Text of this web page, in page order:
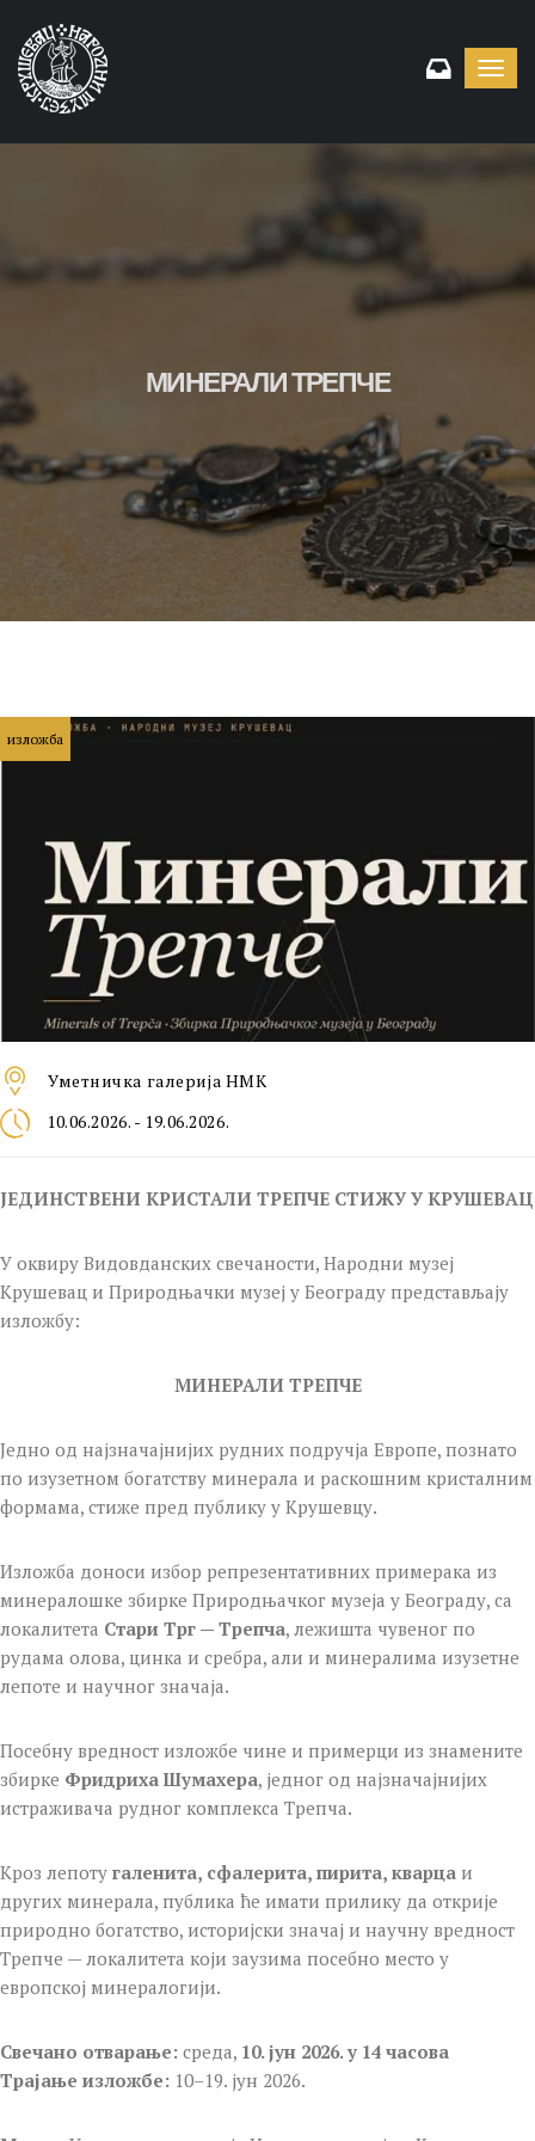
МИНЕРАЛИ ТРЕПЧЕ
изложба
Уметничкa галеријa НМК
10.06.2026. - 19.06.2026.
ЈЕДИНСТВЕНИ КРИСТАЛИ ТРЕПЧЕ СТИЖУ У КРУШЕВАЦ
У оквиру Видовданских свечаности, Народни музеј
Крушевац и Природњачки музеј у Београду представљају
изложбу:
МИНЕРАЛИ ТРЕПЧЕ
Једно од најзначајнијих рудних подручја Европе, познато
по изузетном богатству минерала и раскошним кристалним
формама, стиже пред публику у Крушевцу.
Изложба доноси избор репрезентативних примерака из
минералошке збирке Природњачког музеја у Београду, са
локалитета Стари Трг — Трепча, лежишта чувеног по
рудама олова, цинка и сребра, али и минералима изузетне
лепоте и научног значаја.
Посебну вредност изложбе чине и примерци из знамените
збирке Фридриха Шумахера, једног од најзначајнијих
истраживача рудног комплекса Трепча.
Кроз лепоту галенита, сфалерита, пирита, кварца и
других минерала, публика ће имати прилику да открије
природно богатство, историјски значај и научну вредност
Трепче — локалитета који заузима посебно место у
европској минералогији.
Свечано отварање: среда, 10. јун 2026. у 14 часова
Трајање изложбе: 10–19. јун 2026.